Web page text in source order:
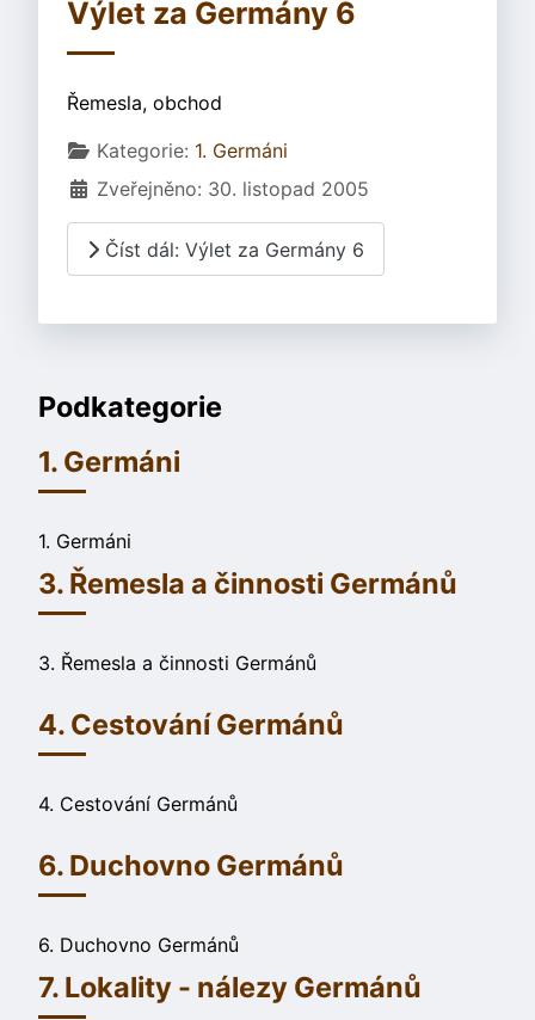
Výlet za Germány 6
Řemesla, obchod
Základní údaje
Kategorie: 1. Germáni
Zveřejněno: 30. listopad 2005
Číst dál: Výlet za Germány 6
Podkategorie
1. Germáni
1. Germáni
3. Řemesla a činnosti Germánů
3. Řemesla a činnosti Germánů
4. Cestování Germánů
4. Cestování Germánů
6. Duchovno Germánů
6. Duchovno Germánů
7. Lokality - nálezy Germánů